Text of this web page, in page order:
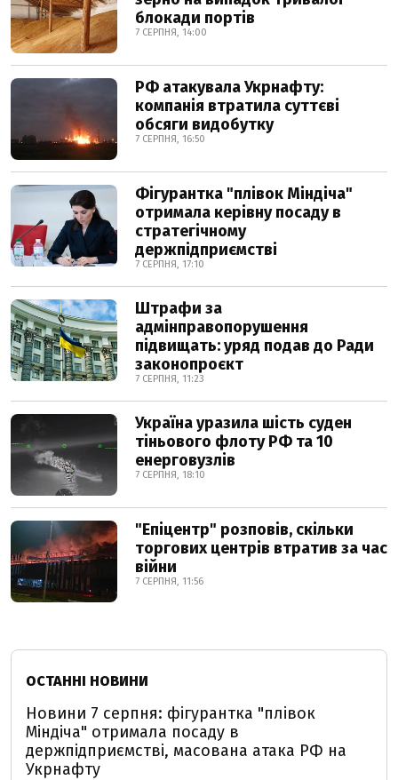
блокади портів
7 СЕРПНЯ, 14:00
РФ атакувала Укрнафту:
компанія втратила суттєві
обсяги видобутку
7 СЕРПНЯ, 16:50
Фігурантка "плівок Міндіча"
отримала керівну посаду в
стратегічному
держпідприємстві
7 СЕРПНЯ, 17:10
Штрафи за
адмінправопорушення
підвищать: уряд подав до Ради
законопроєкт
7 СЕРПНЯ, 11:23
Україна уразила шість суден
тіньового флоту РФ та 10
енерговузлів
7 СЕРПНЯ, 18:10
"Епіцентр" розповів, скільки
торгових центрів втратив за час
війни
7 СЕРПНЯ, 11:56
ОСТАННІ НОВИНИ
Новини 7 серпня: фігурантка "плівок
Міндіча" отримала посаду в
держпідприємстві, масована атака РФ на
Укрнафту